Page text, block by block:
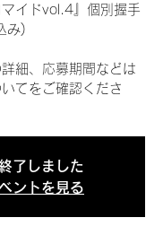
マイドvol.4』個別握手
み)
細、応募期間などは
てをご確認くださ
了しました
ントを見る